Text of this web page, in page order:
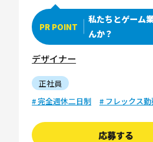
PR POINT
私たちとゲーム
んか？
デザイナー
正社員
# 完全週休二日制
# フレックス
応募する